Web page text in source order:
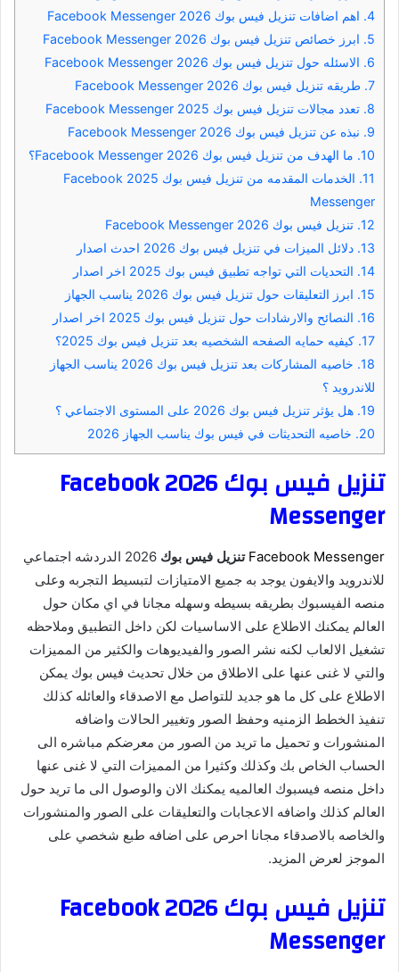
4. اهم اضافات تنزيل فيس بوك 2026 Facebook Messenger
5. ابرز خصائص تنزيل فيس بوك 2026 Facebook Messenger
6. الاسئله حول تنزيل فيس بوك 2026 Facebook Messenger
7. طريقه تنزيل فيس بوك 2026 Facebook Messenger
8. تعدد مجالات تنزيل فيس بوك 2025 Facebook Messenger
9. نبذه عن تنزيل فيس بوك 2026 Facebook Messenger
10. ما الهدف من تنزيل فيس بوك 2026 Facebook Messenger؟
11.
الخدمات المقدمه من تنزيل فيس بوك 2025 Facebook
Messenger
12. تنزيل فيس بوك 2026 Facebook Messenger
13. دلائل الميزات في تنزيل فيس بوك 2026 احدث اصدار
14. التحديات التي تواجه تطبيق فيس بوك 2025 اخر اصدار
15. ابرز التعليقات حول تنزيل فيس بوك 2026 يناسب الجهاز
16. النصائح والارشادات حول تنزيل فيس بوك 2025 اخر اصدار
17. كيفيه حمايه الصفحه الشخصيه بعد تنزيل فيس بوك 2025؟
18.
خاصيه المشاركات بعد تنزيل فيس بوك 2026 يناسب الجهاز
للاندرويد ؟
19. هل يؤثر تنزيل فيس بوك 2026 على المستوى الاجتماعي ؟
20. خاصيه التحديثات في فيس بوك يناسب الجهاز 2026
تنزيل فيس بوك 2026 Facebook
Messenger
Facebook Messenger تنزيل فيس بوك
2026 الدردشه اجتماعي
للاندرويد والايفون يوجد به جميع الامتيازات لتبسيط التجربه وعلى
منصه الفيسبوك بطريقه بسيطه وسهله مجانا في اي مكان حول
العالم يمكنك الاطلاع على الاساسيات لكن داخل التطبيق وملاحظه
تشغيل الالعاب لكنه نشر الصور والفيديوهات والكثير من المميزات
والتي لا غنى عنها على الاطلاق من خلال تحديث فيس بوك يمكن
الاطلاع على كل ما هو جديد للتواصل مع الاصدقاء والعائله كذلك
تنفيذ الخطط الزمنيه وحفظ الصور وتغيير الحالات واضافه
المنشورات و تحميل ما تريد من الصور من معرضكم مباشره الى
الحساب الخاص بك وكذلك وكثيرا من المميزات التي لا غنى عنها
داخل منصه فيسبوك العالميه يمكنك الان والوصول الى ما تريد حول
العالم كذلك واضافه الاعجابات والتعليقات على الصور والمنشورات
والخاصه بالاصدقاء مجانا احرص على اضافه طبع شخصي على
الموجز لعرض المزيد.
تنزيل فيس بوك 2026 Facebook
Messenger